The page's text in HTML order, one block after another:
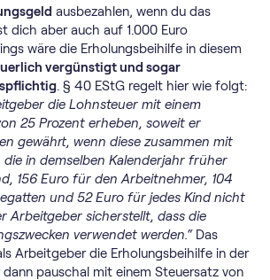
ausbezahlen, wenn du das
dich aber auch auf 1.000 Euro
wäre die Erholungsbeihilfe in diesem
vergünstigt und sogar
. § 40 EStG regelt hier wie folgt:
die Lohnsteuer mit einem
25 Prozent erheben, soweit er
gewährt, wenn diese zusammen mit
in demselben Kalenderjahr früher
156 Euro für den Arbeitnehmer, 104
und 52 Euro für jedes Kind nicht
Arbeitgeber sicherstellt, dass die
verwendet werden.“Das
Arbeitgeber die Erholungsbeihilfe in der
pauschal mit einem Steuersatz von